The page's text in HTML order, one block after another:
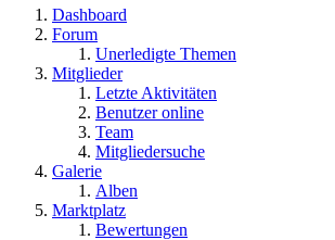
Dashboard
Forum
Unerledigte Themen
Mitglieder
Letzte Aktivitäten
Benutzer online
Team
Mitgliedersuche
Galerie
Alben
Marktplatz
Bewertungen